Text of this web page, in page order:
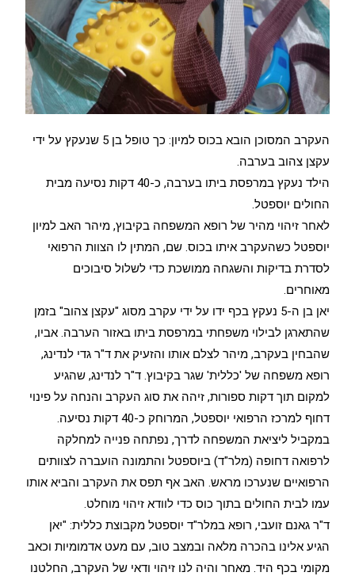
העקרב המסוכן הובא בכוס למיון: כך טופל בן 5 שנעקץ על ידי
עקצן צהוב בערבה.
הילד נעקץ במרפסת ביתו בערבה, כ-40 דקות נסיעה מבית
החולים יוספטל.
לאחר זיהוי מהיר של רופא המשפחה בקיבוץ, מיהר האב למיון
יוספטל כשהעקרב איתו בכוס. שם, המתין לו הצוות הרפואי
לסדרת בדיקות והשגחה ממושכת כדי לשלול סיבוכים
מאוחרים.
יאן בן ה-5 נעקץ בכף ידו על ידי עקרב מסוג "עקצן צהוב" בזמן
שהתארגן לבילוי משפחתי במרפסת ביתו באזור הערבה. אביו,
שהבחין בעקרב, מיהר לצלם אותו והזעיק את ד"ר גדי לנדינג,
רופא משפחה של 'כללית' שגר בקיבוץ. ד"ר לנדינג, שהגיע
למקום תוך דקות ספורות, זיהה את סוג העקרב והנחה על פינוי
דחוף למרכז הרפואי יוספטל, המרוחק כ-40 דקות נסיעה.
במקביל ליציאת המשפחה לדרך, נפתחה פנייה למחלקה
לרפואה דחופה (מלר"ד) ביוספטל והתמונה הועברה לצוותים
הרפואיים שנערכו מראש. האב אף תפס את העקרב והביא אותו
עמו לבית החולים בתוך כוס כדי לוודא זיהוי מוחלט.
ד"ר גאנם זועבי, רופא במלר"ד יוספטל מקבוצת כללית: "יאן
הגיע אלינו בהכרה מלאה ובמצב טוב, עם מעט אדמומיות וכאב
מקומי בכף היד. מאחר והיה לנו זיהוי ודאי של העקרב, החלטנו